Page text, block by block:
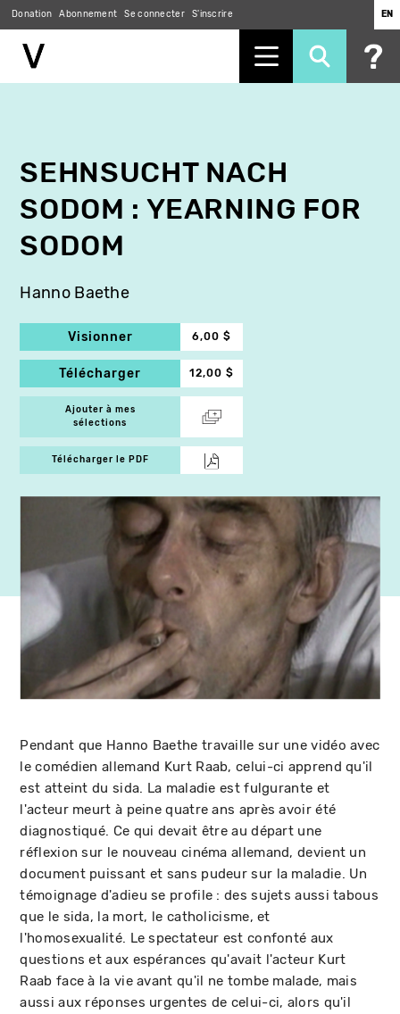
Donation Abonnement Se connecter S'inscrire EN
SEHNSUCHT NACH
SODOM : YEARNING FOR
SODOM
Hanno Baethe
Visionner 6,00 $
Télécharger 12,00 $
Ajouter à mes
sélections
Télécharger le PDF
Pendant que Hanno Baethe travaille sur une vidéo avec
le comédien allemand Kurt Raab, celui-ci apprend qu'il
est atteint du sida. La maladie est fulgurante et
l'acteur meurt à peine quatre ans après avoir été
diagnostiqué. Ce qui devait être au départ une
réflexion sur le nouveau cinéma allemand, devient un
document puissant et sans pudeur sur la maladie. Un
témoignage d'adieu se profile : des sujets aussi tabous
que le sida, la mort, le catholicisme, et
l'homosexualité. Le spectateur est confonté aux
questions et aux espérances qu'avait l'acteur Kurt
Raab face à la vie avant qu'il ne tombe malade, mais
aussi aux réponses urgentes de celui-ci, alors qu'il